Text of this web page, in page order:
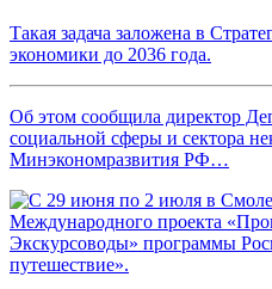
Такая задача заложена в
экономики до 2036 года.
Об этом сообщила директор
социальной сферы и сектора
Минэкономразвития РФ…